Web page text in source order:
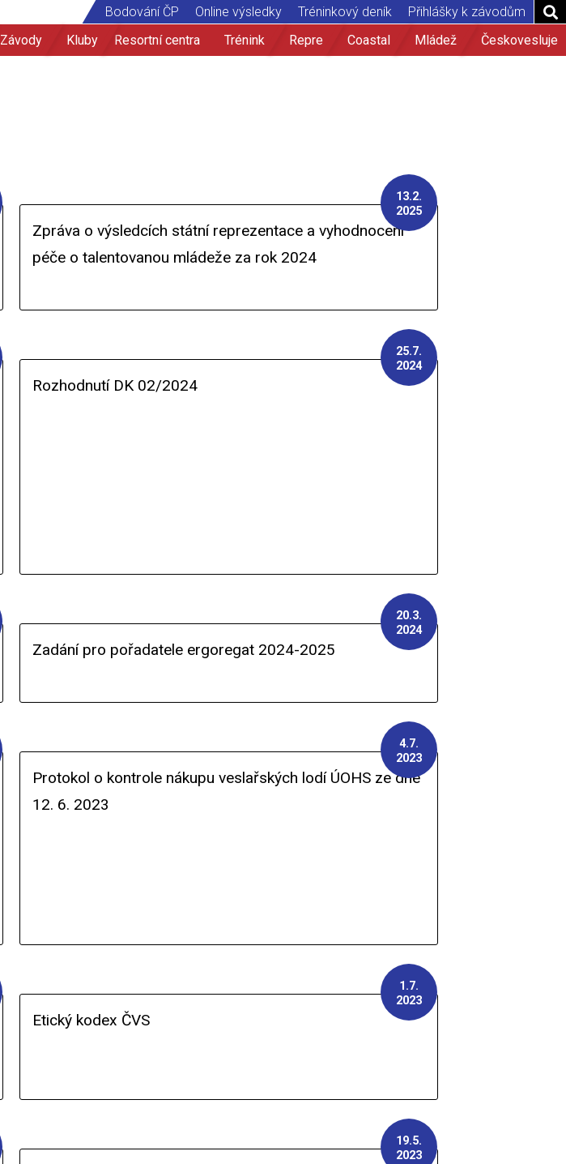
Bodování ČP Online výsledky Tréninkový deník
Přihlášky k závodům
Závody Kluby Resortní centra Trénink Repre Coastal Mládež Českovesluje
13.2.
2025
Zpráva o výsledcích státní reprezentace a vyhodnocení
péče o talentovanou mládeže za rok 2024
25.7.
2024
Rozhodnutí DK 02/2024
20.3.
2024
Zadání pro pořadatele ergoregat 2024-2025
4.7.
2023
Protokol o kontrole nákupu veslařských lodí ÚOHS ze dne
12. 6. 2023
1.7.
2023
Etický kodex ČVS
19.5.
2023